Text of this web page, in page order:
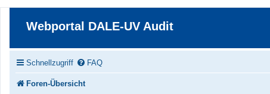
Webportal DALE-UV Audit
Schnellzugriff FAQ
Foren-Übersicht